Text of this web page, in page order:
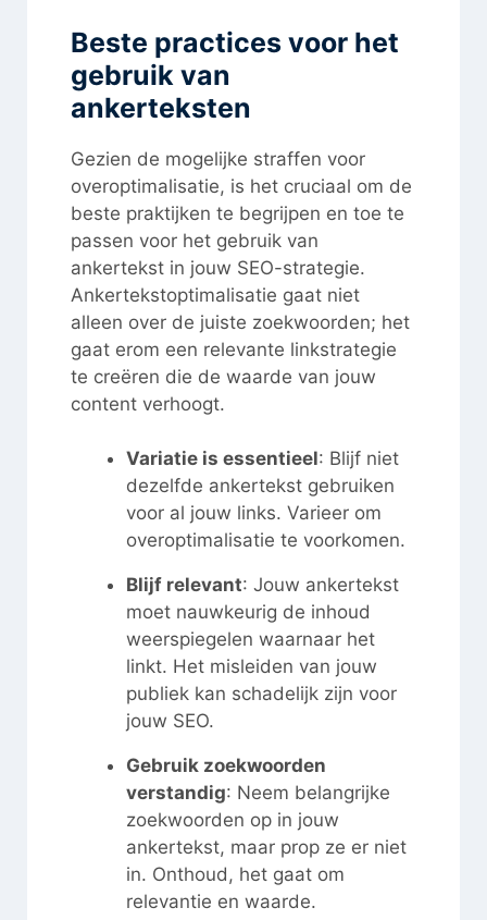
Beste practices voor het
gebruik van
ankerteksten
Gezien de mogelijke straffen voor
overoptimalisatie, is het cruciaal om de
beste praktijken te begrijpen en toe te
passen voor het gebruik van
ankertekst in jouw SEO-strategie.
Ankertekstoptimalisatie gaat niet
alleen over de juiste zoekwoorden; het
gaat erom een relevante linkstrategie
te creëren die de waarde van jouw
content verhoogt.
Variatie is essentieel: Blijf niet
dezelfde ankertekst gebruiken
voor al jouw links. Varieer om
overoptimalisatie te voorkomen.
Blijf relevant: Jouw ankertekst
moet nauwkeurig de inhoud
weerspiegelen waarnaar het
linkt. Het misleiden van jouw
publiek kan schadelijk zijn voor
jouw SEO.
Gebruik zoekwoorden
verstandig: Neem belangrijke
zoekwoorden op in jouw
ankertekst, maar prop ze er niet
in. Onthoud, het gaat om
relevantie en waarde.